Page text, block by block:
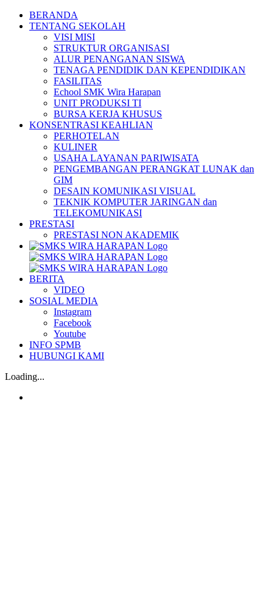
Skip
BERANDA
TENTANG SEKOLAH
VISI MISI
STRUKTUR ORGANISASI
ALUR PENANGANAN SISWA
TENAGA PENDIDIK DAN KEPENDIDIKAN
FASILITAS
Echool SMK Wira Harapan
UNIT PRODUKSI TI
BURSA KERJA KHUSUS
KONSENTRASI KEAHLIAN
PERHOTELAN
KULINER
USAHA LAYANAN PARIWISATA
PENGEMBANGAN PERANGKAT LUNAK dan
GIM
DESAIN KOMUNIKASI VISUAL
TEKNIK KOMPUTER JARINGAN dan
TELEKOMUNIKASI
PRESTASI
PRESTASI NON AKADEMIK
BERITA
VIDEO
SOSIAL MEDIA
Instagram
Facebook
Youtube
INFO SPMB
HUBUNGI KAMI
Loading...